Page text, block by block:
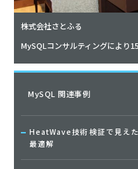
株式会社さとふる
MySQLコンサルティングにより
MySQL 関連事例
HeatWave技術検証で見え
最適解